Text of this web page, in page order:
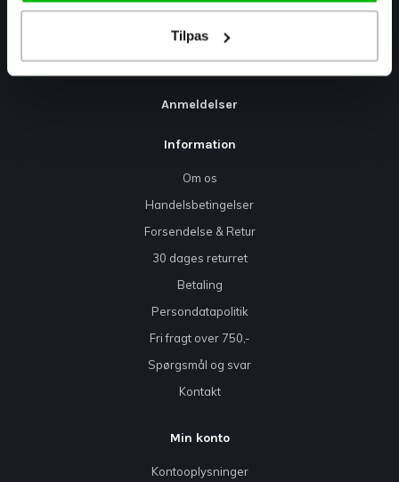
Tilpas
Anmeldelser
Information
Om os
Handelsbetingelser
Forsendelse & Retur
30 dages returret
Betaling
Persondatapolitik
Fri fragt over 750,-
Spørgsmål og svar
Kontakt
Min konto
Kontooplysninger